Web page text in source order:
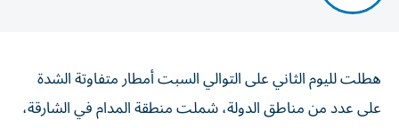
هطلت لليوم الثاني على التوالي السبت أمطار متفاوتة الشدة
على عدد من مناطق الدولة، شملت منطقة المدام في الشارقة،